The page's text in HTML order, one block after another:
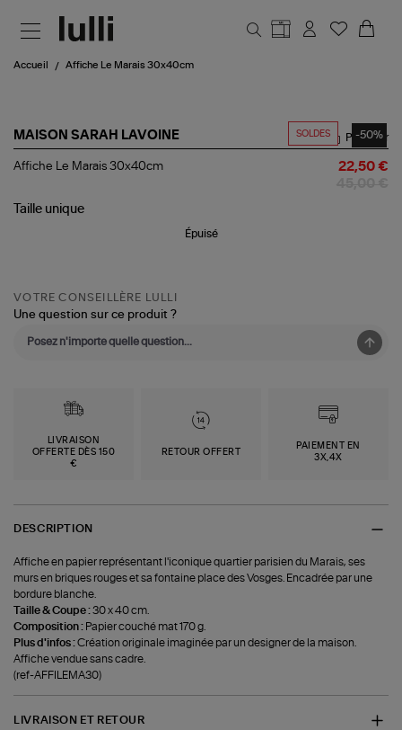
Accueil Affiche Le Marais 30x40cm
SOLDES -50%
MAISON SARAH LAVOINE
Affiche
30x40cm
Partager
Affiche Le Marais 30x40cm 22,50 €
Taille unique
Épuisé
VOTRE CONSEILLÈRE LULLI
Une question sur ce produit ?
LIVRAISON
OFFERTE DÈS 150
€
RETOUR OFFERT
PAIEMENT EN
3X,4X
DESCRIPTION
Affiche en papier représentant l'iconique quartier parisien du Marais, ses
murs en briques rouges et sa fontaine place des Vosges. Encadrée par une
bordure blanche.
Taille & Coupe :30 x 40 cm.
Composition : Papier couché mat 170 g.
Plus d'infos :Création originale imaginée par un designer de la maison.
Affiche vendue sans cadre.
(ref-AFFILEMA30)
LIVRAISON ET RETOUR